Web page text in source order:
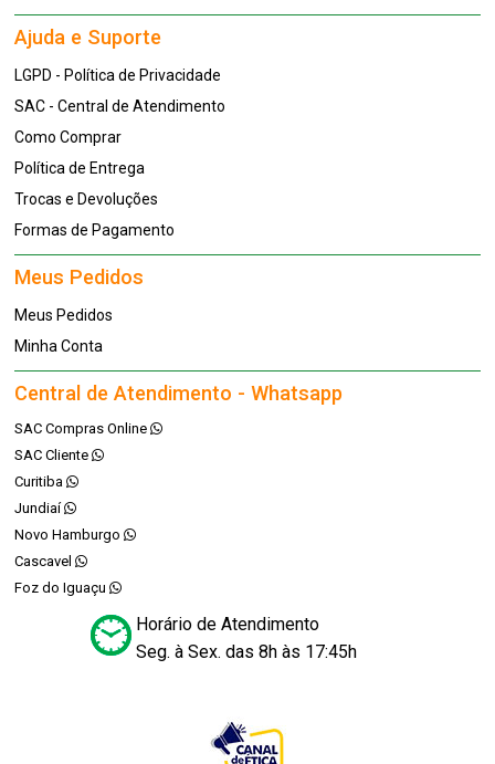
Ajuda e Suporte
LGPD - Política de Privacidade
SAC - Central de Atendimento
Como Comprar
Política de Entrega
Trocas e Devoluções
Formas de Pagamento
Meus Pedidos
Meus Pedidos
Minha Conta
Central de Atendimento - Whatsapp
SAC Compras Online
SAC Cliente
Curitiba
Jundiaí
Novo Hamburgo
Cascavel
Foz do Iguaçu
Horário de Atendimento
Seg. à Sex. das 8h às 17:45h